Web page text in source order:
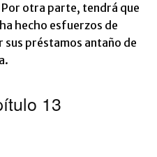
Por otra parte, tendrá que
hecho esfuerzos de
sus préstamos antaño de
13